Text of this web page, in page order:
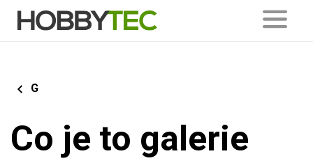
G
Co je to galerie